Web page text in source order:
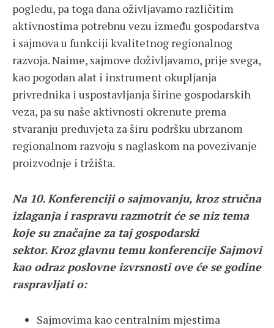
pogledu, pa toga dana oživljavamo različitim
aktivnostima potrebnu vezu između gospodarstva
i sajmova u funkciji kvalitetnog regionalnog
razvoja. Naime, sajmove doživljavamo, prije svega,
kao pogodan alat i instrument okupljanja
privrednika i uspostavljanja širine gospodarskih
veza, pa su naše aktivnosti okrenute prema
stvaranju preduvjeta za širu podršku ubrzanom
regionalnom razvoju s naglaskom na povezivanje
proizvodnje i tržišta.
Na 10. Konferenciji o sajmovanju, kroz stručna
izlaganja i raspravu razmotrit će se niz tema
koje su značajne za taj gospodarski
sektor. Kroz glavnu temu konferencije Sajmovi
kao odraz poslovne izvrsnosti ove će se godine
raspravljati o:
Sajmovima kao centralnim mjestima